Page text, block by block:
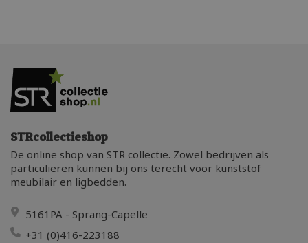
STRcollectieshop
De online shop van STR collectie. Zowel bedrijven als
particulieren kunnen bij ons terecht voor kunststof
meubilair en ligbedden.
5161PA - Sprang-Capelle
+31 (0)416-223188